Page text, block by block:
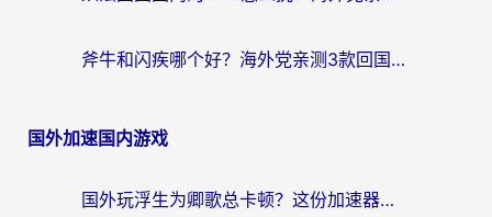
斧牛和闪疾哪个好？海外党亲测3款回国加速器，教你选到不踩坑的那一款
国外加速国内游戏
国外玩浮生为卿歌总卡顿？这份加速器选择指南帮你找回丝滑体验